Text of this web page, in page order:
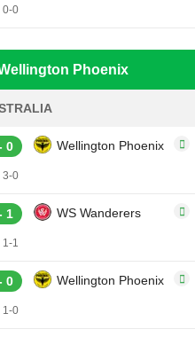
0-0
Phoenix
0 Wellington Phoenix
3-0
1 WS Wanderers
1-1
0 Wellington Phoenix
1-0